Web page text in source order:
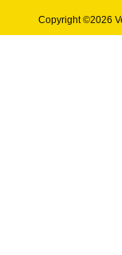
Copyright ©2026